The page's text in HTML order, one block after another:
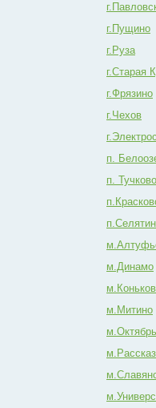
г.Пущино
г.Руза
г.Старая
г.Фрязино
г.Чехов
п.
п. Тучково
м.Динамо
м.Митино